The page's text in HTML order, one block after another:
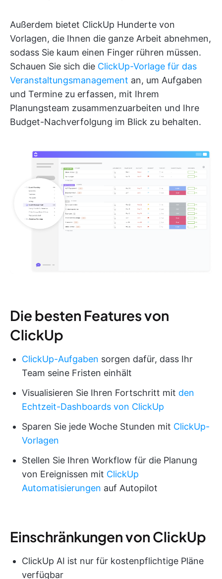
Außerdem bietet ClickUp Hunderte von
Vorlagen, die Ihnen die ganze Arbeit abnehmen,
sodass Sie kaum einen Finger rühren müssen.
Schauen Sie sich die ClickUp-Vorlage für das
Veranstaltungsmanagement an, um Aufgaben
und Termine zu erfassen, mit Ihrem
Planungsteam zusammenzuarbeiten und Ihre
Budget-Nachverfolgung im Blick zu behalten.
Die besten Features von
ClickUp
ClickUp-Aufgaben sorgen dafür, dass Ihr
Team seine Fristen einhält
Visualisieren Sie Ihren Fortschritt mit den
Echtzeit-Dashboards von ClickUp
Sparen Sie jede Woche Stunden mit ClickUp-
Vorlagen
Stellen Sie Ihren Workflow für die Planung
von Ereignissen mit ClickUp
Automatisierungen auf Autopilot
Einschränkungen von ClickUp
ClickUp AI ist nur für kostenpflichtige Pläne
verfügbar